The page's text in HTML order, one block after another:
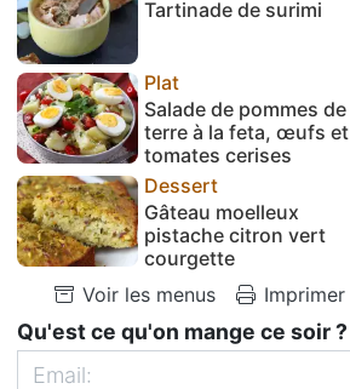
Tartinade de surimi
Plat
Salade de pommes de
terre à la feta, œufs et
tomates cerises
Dessert
Gâteau moelleux
pistache citron vert
courgette
Voir les menus
Imprimer
Qu'est ce qu'on mange ce soir ?